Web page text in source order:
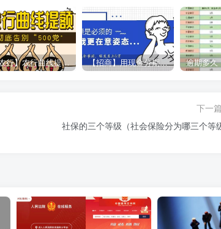
【农行】农行曲线提额，彻底告别“500党” 【招商】用现金分期提额，额度直上6万
下一
社保的三个等级（社会保险分为哪三个等